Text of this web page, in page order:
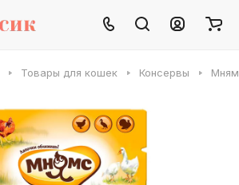
Товары для кошек Консервы